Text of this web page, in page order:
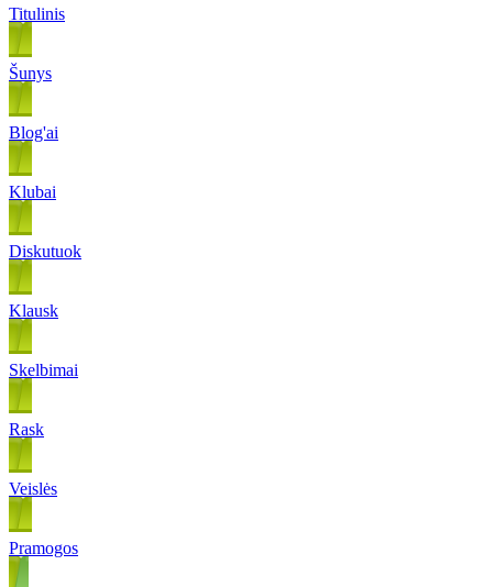
Titulinis
Šunys
Blog'ai
Klubai
Diskutuok
Klausk
Skelbimai
Rask
Veislės
Pramogos